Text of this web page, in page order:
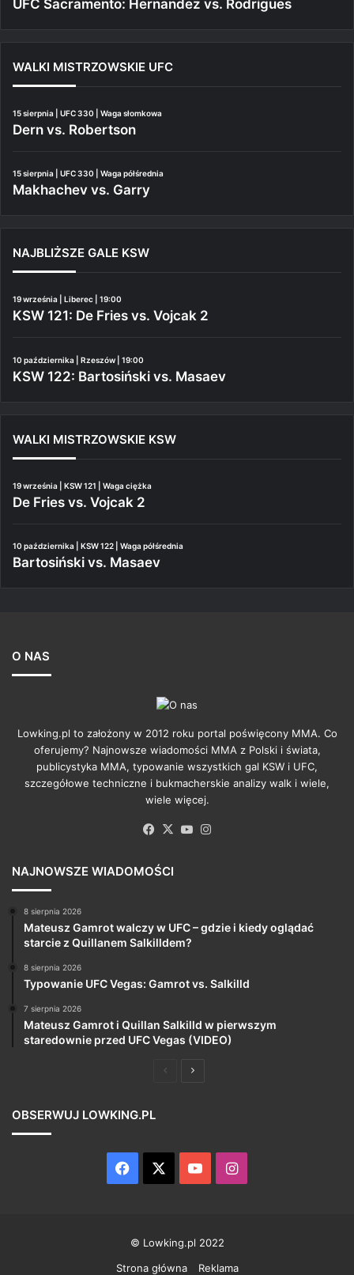
UFC Sacramento: Hernandez vs. Rodrigues
WALKI MISTRZOWSKIE UFC
15 sierpnia | UFC 330 | Waga słomkowa
Dern vs. Robertson
15 sierpnia | UFC 330 | Waga półśrednia
Makhachev vs. Garry
NAJBLIŻSZE GALE KSW
19 września | Liberec | 19:00
KSW 121: De Fries vs. Vojcak 2
10 października | Rzeszów | 19:00
KSW 122: Bartosiński vs. Masaev
WALKI MISTRZOWSKIE KSW
19 września | KSW 121 | Waga ciężka
De Fries vs. Vojcak 2
10 października | KSW 122 | Waga półśrednia
Bartosiński vs. Masaev
O NAS
Lowking.pl to założony w 2012 roku portal poświęcony MMA. Co
oferujemy? Najnowsze wiadomości MMA z Polski i świata,
publicystyka MMA, typowanie wszystkich gal KSW i UFC,
szczegółowe techniczne i bukmacherskie analizy walk i wiele,
wiele więcej.
Facebook
X YouTube
NAJNOWSZE WIADOMOŚCI
8 sierpnia 2026
Mateusz Gamrot walczy w UFC – gdzie i kiedy oglądać
starcie z Quillanem Salkilldem?
8 sierpnia 2026
Typowanie UFC Vegas: Gamrot vs. Salkilld
7 sierpnia 2026
Mateusz Gamrot i Quillan Salkilld w pierwszym
staredownie przed UFC Vegas (VIDEO)
PoprzedniaNastępna
OBSERWUJ LOWKING.PL
Facebook YouTubeInstagram
© Lowking.pl 2022
Strona główna
Reklama